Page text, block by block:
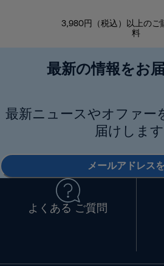
3,980円（税込）以上のご
料
最新の情報をお
最新ニュースやオファー
届けします
メールアドレス
よくある ご質問